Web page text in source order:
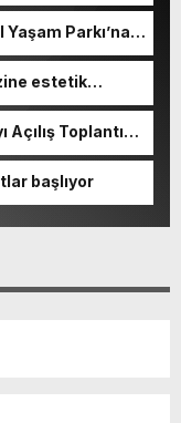
Parkı’na
estetik
Toplantısı
başlıyor